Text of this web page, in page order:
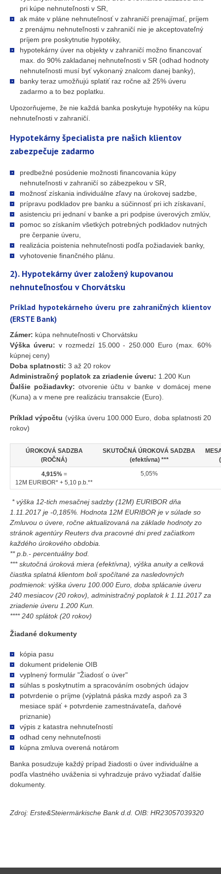
pri kúpe nehnuteľnosti v SR,
ak máte v pláne nehnuteľnosť v zahraničí prenajímať, príjem
z prenájmu nehnuteľnosti v zahraničí nie je akceptovateľný
príjem pre poskytnutie hypotéky,
hypotekárny úver na objekty v zahraničí možno financovať
max. do 90% zakladanej nehnuteľnosti v SR (odhad hodnoty
nehnuteľnosti musí byť vykonaný znalcom danej banky),
banky teraz umožňujú splatiť raz ročne až 25% úveru
zadarmo a to bez poplatku.
Upozorňujeme, že nie každá banka poskytuje hypotéky na kúpu
nehnuteľnosti v zahraničí.
Hypotekárny špecialista pre našich klientov
zabezpečuje zadarmo
predbežné posúdenie možnosti financovania kúpy
nehnuteľnosti v zahraničí so zábezpekou v SR,
možnosť získania individuálne zľavy na úrokovej sadzbe,
prípravu podkladov pre banku a súčinnosť pri ich získavaní,
asistenciu pri jednaní v banke a pri podpise úverových zmlúv,
pomoc so získaním všetkých potrebných podkladov nutných
pre čerpanie úveru,
realizácia poistenia nehnuteľnosti podľa požiadaviek banky,
vyhotovenie finančného plánu.
2). Hypotekárny úver založený kupovanou
nehnuteľnosťou v Chorvátsku
Príklad hypotekárneho úveru pre zahraničných klientov
(ERSTE Bank)
Zámer: kúpa nehnuteľnosti v Chorvátsku
Výška úveru: v rozmedzí 15.000 - 250.000 Euro (max. 60%
kúpnej ceny)
Doba splatnosti: 3 až 20 rokov
Administračný poplatok za zriadenie úveru: 1.200 Kun
Ďalšie požiadavky: otvorenie účtu v banke v domácej mene
(Kuna) a v mene pre realizáciu transakcie (Euro).
Príklad výpočtu (výška úveru 100.000 Euro, doba splatnosti 20
rokov)
ÚROKOVÁ SADZBA
(ROČNÁ)
SKUTOČNÁ ÚROKOVÁ SADZBA
(efektívna) ***
4,915%=
12M EURIBOR* + 5,10 p.b.**
5,05%
* výška 12-tich mesačnej sadzby (12M) EURIBOR dňa
1.11.2017 je -0,185%. Hodnota 12M EURIBOR je v súlade so
Zmluvou o úvere, ročne aktualizovaná na základe hodnoty zo
stránok agentúry Reuters dva pracovné dni pred začiatkom
každého úrokového obdobia.
** p.b.- percentuálny bod.
*** skutočná úroková miera (efektívna), výška anuity a celková
čiastka splatná klientom boli spočítané za nasledovných
podmienok: výška úveru 100.000 Euro, doba splácanie úveru
240 mesiacov (20 rokov), administračný poplatok k 1.11.2017 za
zriadenie úveru 1.200 Kun.
**** 240 splátok (20 rokov)
Žiadané dokumenty
kópia pasu
dokument pridelenie OIB
vyplnený formulár "Žiadosť o úver"
súhlas s poskytnutím a spracováním osobných údajov
potvrdenie o príjme (výplatná páska mzdy aspoň za 3
mesiace späť + potvrdenie zamestnávateľa, daňové
priznanie)
výpis z katastra nehnuteľností
odhad ceny nehnuteľnosti
kúpna zmluva overená notárom
Banka posudzuje každý prípad žiadosti o úver individuálne a
podľa vlastného uváženia si vyhradzuje právo vyžiadať ďalšie
dokumenty.
Zdroj: Erste&Steiermärkische Bank d.d. OIB: HR23057039320